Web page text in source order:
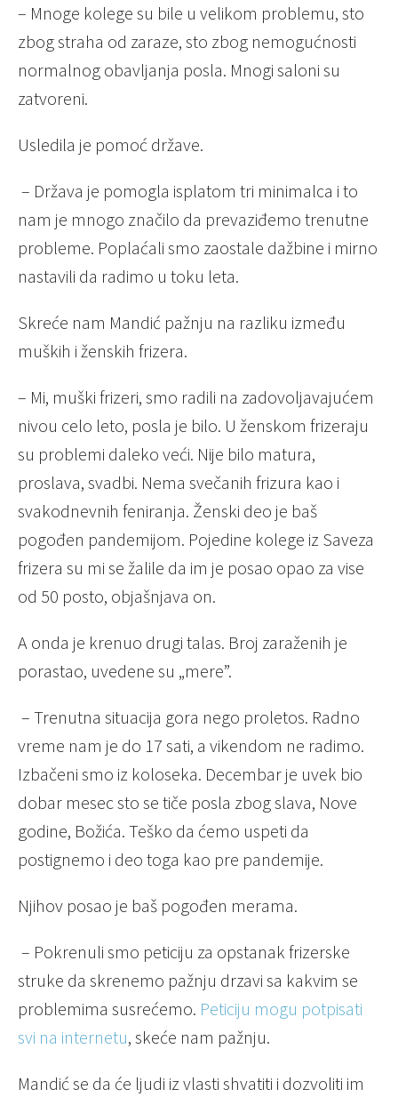
– Mnoge kolege su bile u velikom problemu, sto
zbog straha od zaraze, sto zbog nemogućnosti
normalnog obavljanja posla. Mnogi saloni su
zatvoreni.
Usledila je pomoć države.
– Država je pomogla isplatom tri minimalca i to
nam je mnogo značilo da prevaziđemo trenutne
probleme. Poplaćali smo zaostale dažbine i mirno
nastavili da radimo u toku leta.
Skreće nam Mandić pažnju na razliku između
muških i ženskih frizera.
– Mi, muški frizeri, smo radili na zadovoljavajućem
nivou celo leto, posla je bilo. U ženskom frizeraju
su problemi daleko veći. Nije bilo matura,
proslava, svadbi. Nema svečanih frizura kao i
svakodnevnih feniranja. Ženski deo je baš
pogođen pandemijom. Pojedine kolege iz Saveza
frizera su mi se žalile da im je posao opao za vise
od 50 posto, objašnjava on.
A onda je krenuo drugi talas. Broj zaraženih je
porastao, uvedene su „mere”.
– Trenutna situacija gora nego proletos. Radno
vreme nam je do 17 sati, a vikendom ne radimo.
Izbačeni smo iz koloseka. Decembar je uvek bio
dobar mesec sto se tiče posla zbog slava, Nove
godine, Božića. Teško da ćemo uspeti da
postignemo i deo toga kao pre pandemije.
Njihov posao je baš pogođen merama.
– Pokrenuli smo peticiju za opstanak frizerske
struke da skrenemo pažnju drzavi sa kakvim se
problemima susrećemo. Peticiju mogu potpisati
svi na internetu, skeće nam pažnju.
Mandić se da će ljudi iz vlasti shvatiti i dozvoliti im